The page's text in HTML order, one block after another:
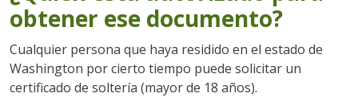
obtener ese documento?
Cualquier persona que haya residido en el estado de
Washington por cierto tiempo puede solicitar un
certificado de soltería (mayor de 18 años).